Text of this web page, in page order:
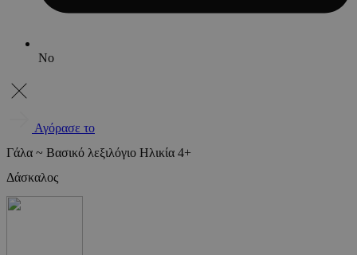
No
Αγόρασε το
Γάλα ~ Βασικό λεξιλόγιο Ηλικία 4+
Δάσκαλος